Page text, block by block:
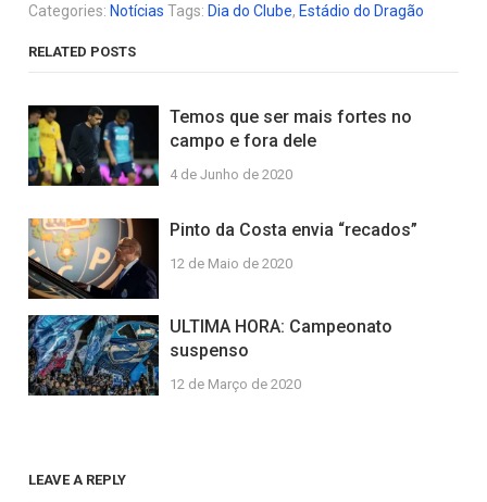
Categories: Notícias Tags: Dia do Clube, Estádio do Dragão
RELATED POSTS
Temos que ser mais fortes no
campo e fora dele
4 de Junho de 2020
Pinto da Costa envia “recados”
12 de Maio de 2020
ULTIMA HORA: Campeonato
suspenso
12 de Março de 2020
LEAVE A REPLY